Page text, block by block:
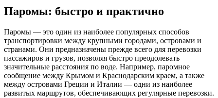
Паромы: быстро и практично
Паромы — это один из наиболее популярных способов
транспортировки между крупными городами, островами и
странами. Они предназначены прежде всего для перевозки
пассажиров и грузов, позволяя быстро преодолевать
значительные расстояния по воде. Например, паромное
сообщение между Крымом и Краснодарским краем, а также
между островами Греции и Италии — одни из наиболее
развитых маршрутов, обеспечивающих регулярные перевозки.